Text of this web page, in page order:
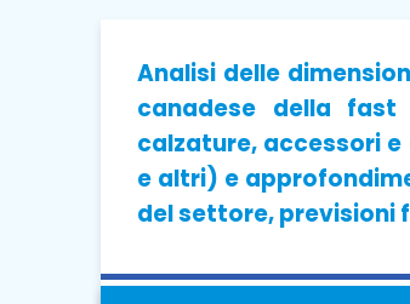
Analisi delle
canadese della
calzature, accessori
e altri) e
del settore, previsioni